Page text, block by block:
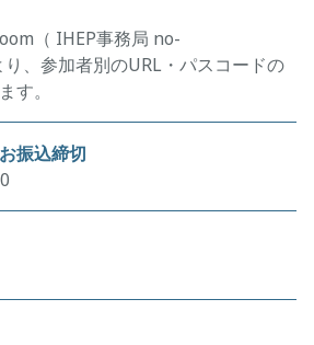
（ IHEP事務局 no-
、参加者別のURL・パスコードの
す。
振込締切